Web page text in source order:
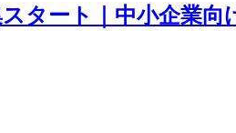
スタート｜中小企業